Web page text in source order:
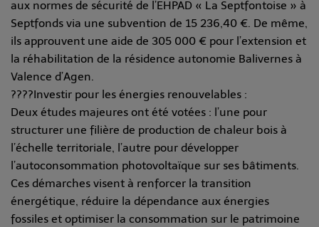
aux normes de sécurité de l’EHPAD « La Septfontoise » à
Septfonds via une subvention de 15 236,40 €. De même,
ils approuvent une aide de 305 000 € pour l’extension et
la réhabilitation de la résidence autonomie Balivernes à
Valence d’Agen.
????Investir pour les énergies renouvelables :
Deux études majeures ont été votées : l’une pour
structurer une filière de production de chaleur bois à
l’échelle territoriale, l’autre pour développer
l’autoconsommation photovoltaïque sur ses bâtiments.
Ces démarches visent à renforcer la transition
énergétique, réduire la dépendance aux énergies
fossiles et optimiser la consommation sur le patrimoine